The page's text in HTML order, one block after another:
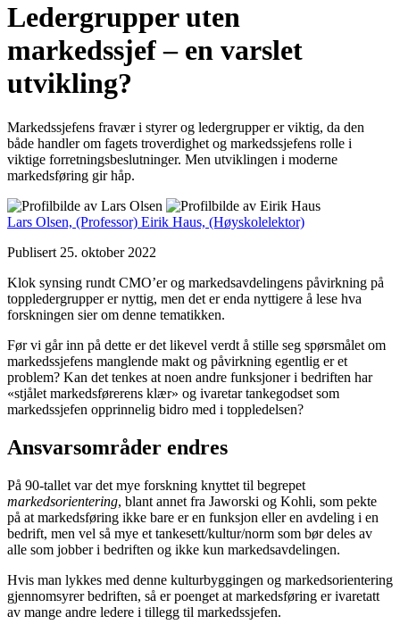
Ledergrupper uten
markedssjef – en varslet
utvikling?
Markedssjefens fravær i styrer og ledergrupper er viktig, da den
både handler om fagets troverdighet og markedssjefens rolle i
viktige forretningsbeslutninger. Men utviklingen i moderne
markedsføring gir håp.
Lars Olsen, (Professor) Eirik Haus, (Høyskolelektor)
Publisert 25. oktober 2022
Klok synsing rundt CMO’er og markedsavdelingens påvirkning på
toppledergrupper er nyttig, men det er enda nyttigere å lese hva
forskningen sier om denne tematikken.
Før vi går inn på dette er det likevel verdt å stille seg spørsmålet om
markedssjefens manglende makt og påvirkning egentlig er et
problem? Kan det tenkes at noen andre funksjoner i bedriften har
«stjålet markedsførerens klær» og ivaretar tankegodset som
markedssjefen opprinnelig bidro med i toppledelsen?
Ansvarsområder endres
På 90-tallet var det mye forskning knyttet til begrepet
markedsorientering, blant annet fra Jaworski og Kohli, som pekte
på at markedsføring ikke bare er en funksjon eller en avdeling i en
bedrift, men vel så mye et tankesett/kultur/norm som bør deles av
alle som jobber i bedriften og ikke kun markedsavdelingen.
Hvis man lykkes med denne kulturbyggingen og markedsorientering
gjennomsyrer bedriften, så er poenget at markedsføring er ivaretatt
av mange andre ledere i tillegg til markedssjefen.